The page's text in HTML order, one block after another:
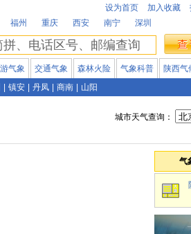
设为首页 加入收藏
福州 重庆 西安 南宁 深圳
气象 交通气象 森林火险 气象科普 陕西气
镇安 丹凤 商南 山阳
城市天气查询：
气